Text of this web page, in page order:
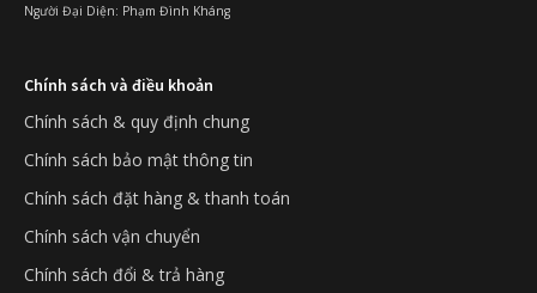
Người Đại Diện: Phạm Đình Kháng
Chính sách và điều khoản
Chính sách & quy định chung
Chính sách bảo mật thông tin
Chính sách đặt hàng & thanh toán
Chính sách vận chuyển
Chính sách đổi & trả hàng